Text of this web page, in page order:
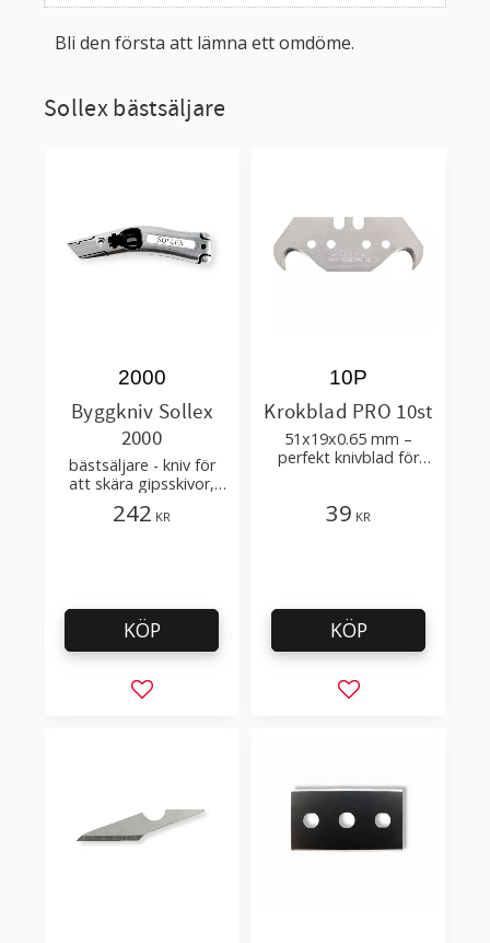
Bli den första att lämna ett omdöme.
Sollex bästsäljare
Byggkniv Sollex
2000
bästsäljare - kniv för
att skära gipsskivor,
takpapp, golvmaterial
2000
242 KR
Lägg till i favoriter
KÖP
Krokblad PRO 10st
51x19x0.65 mm –
perfekt knivblad för
10P
39 KR
Lägg till i
KÖP